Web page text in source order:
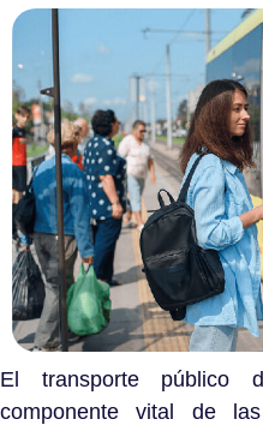
El transporte público
componente vital de